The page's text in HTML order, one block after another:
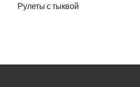
Рулеты с тыквой